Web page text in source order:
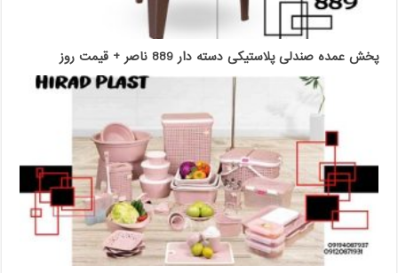
پخش عمده صندلی پلاستیکی دسته دار 889 ناصر + قیمت روز